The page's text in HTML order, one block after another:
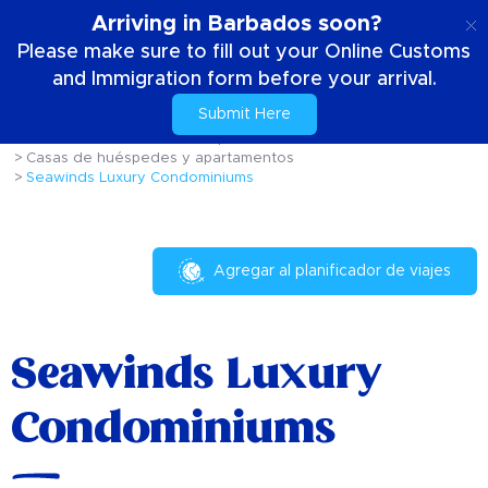
Arriving in Barbados soon?
Please make sure to fill out your Online Customs
and Immigration form before your arrival.
Submit Here
Donde quedarse
Casas de huéspedes y apartamentos
Seawinds Luxury Condominiums
Agregar al planificador de viajes
Seawinds Luxury
Condominiums